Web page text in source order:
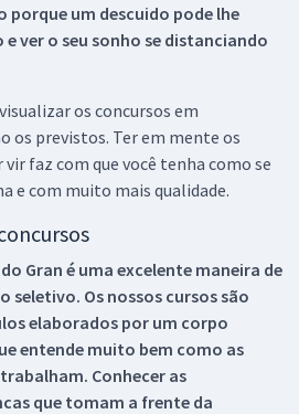
porque um descuido pode lhe
ver o seu sonho se distanciando
os concursos em
os previstos. Ter em mente os
faz com que você tenha como se
e com muito mais qualidade.
Gran é uma excelente maneira de
seletivo. Os nossos cursos são
elaborados por um corpo
entende muito bem como as
Conhecer as
que tomam a frente da